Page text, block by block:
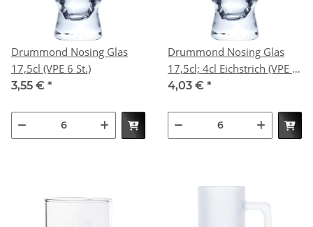
Drummond Nosing Glas
17,5cl (VPE 6 St.)
3,55 € *
Drummond Nosing Glas
17,5cl; 4cl Eichstrich (VPE 6
St.)
4,03 € *